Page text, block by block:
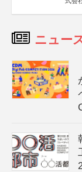
ニュー